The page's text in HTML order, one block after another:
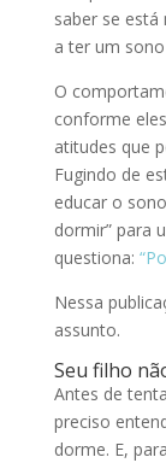
saber se
a ter um
O
conforme
atitudes que
Fugindo de
educar o
dormir” para
questiona:
Nessa
assunto.
Seu filho
Antes de
preciso
dorme. E,